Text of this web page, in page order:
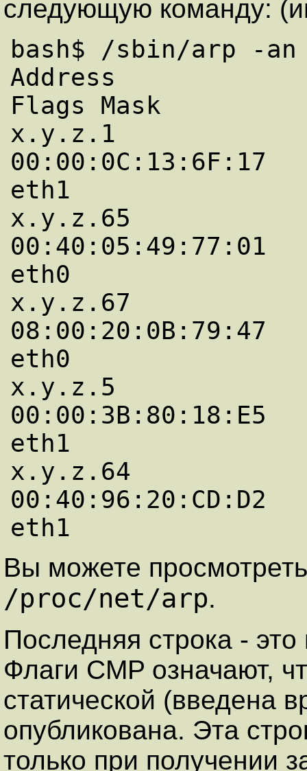
следующую команду:
bash$ /sbin/arp -an
Address
Flags Mask
x.y.z.1
eth1
x.y.z.65
00:40:05:49:77:01
eth0
x.y.z.67
eth0
x.y.z.5
eth1
x.y.z.64
00:40:96:20:CD:D2
eth1
Вы можете
/proc/net/arp.
Последняя строка -
Флаги CMP означают,
статической (введена
опубликована. Эта
только при получении